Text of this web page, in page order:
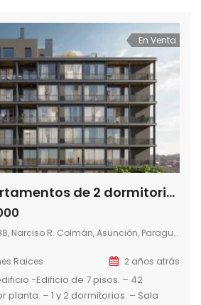
[…]
En Venta
En venta departamentos de 2 dormitorios, Edificio Colman, a dos cuadras del Shopping del Sol, Las Lomas, Asuncion – Paraguay
Narciso R. Colmán, Asunción, Paraguay
Raices
2 años atrás
-Edificio de 7 pisos. – 42
planta. – 1 y 2 dormitorios. – Sala